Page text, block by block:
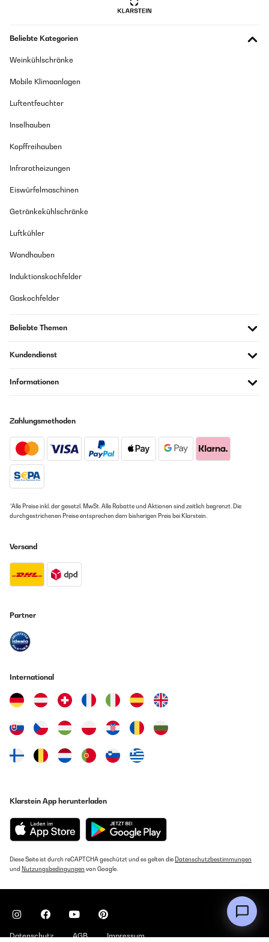
Beliebte Kategorien
Weinkühlschränke
Mobile Klimaanlagen
Luftentfeuchter
Inselhauben
Kopffreihauben
Infrarotheizungen
Eiswürfelmaschinen
Getränkekühlschränke
Luftkühler
Wandhauben
Induktionskochfelder
Gaskochfelder
Beliebte Themen
Kundendienst
Informationen
Zahlungsmethoden
*Alle Preise inkl. der gesetzl. MwSt. Alle Rabatte und Aktionen sind zeitlich begrenzt. Die
durchgestrichenen Preise entsprechen dem bisherigen Preis bei Klarstein.
Versand
Partner
International
Klarstein App herunterladen
Diese Seite ist durch reCAPTCHA geschützt und es gelten die Datenschutzbestimmungen
und Nutzungsbedingungen von Google.
Datenschutz AGB Impressum